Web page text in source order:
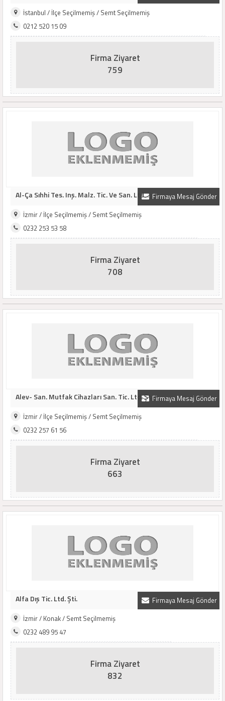
İstanbul / İlçe Seçilmemiş / Semt Seçilmemiş
0212 520 15 09
Firma Ziyaret
759
Firmaya Mesaj Gönder
Al-Ça Sıhhi Tes. Inş. Malz. Tic. Ve San. Ltd...
İzmir / İlçe Seçilmemiş / Semt Seçilmemiş
0232 253 53 58
Firma Ziyaret
708
Firmaya Mesaj Gönder
Alev- San. Mutfak Cihazları San. Tic. Ltd. Şt..
İzmir / İlçe Seçilmemiş / Semt Seçilmemiş
0232 257 61 56
Firma Ziyaret
663
Firmaya Mesaj Gönder
Alfa Dış Tic. Ltd. Şti.
İzmir / Konak / Semt Seçilmemiş
0232 489 95 47
Firma Ziyaret
832